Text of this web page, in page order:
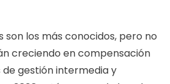
son los más conocidos, pero no
creciendo en compensación
gestión intermedia y